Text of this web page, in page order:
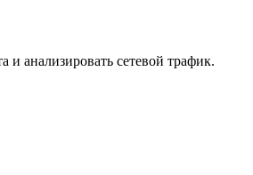
анализировать сетевой трафик.